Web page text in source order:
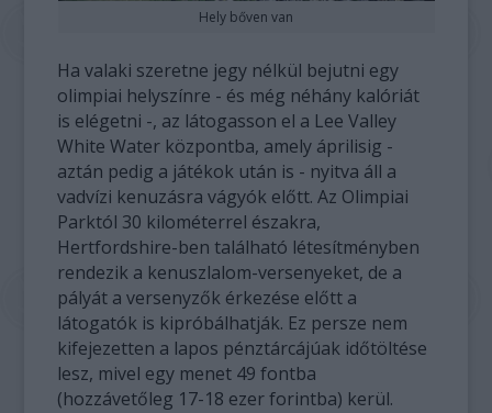
Hely bőven van
Ha valaki szeretne jegy nélkül bejutni egy
olimpiai helyszínre - és még néhány kalóriát
is elégetni -, az látogasson el a Lee Valley
White Water központba, amely áprilisig -
aztán pedig a játékok után is - nyitva áll a
vadvízi kenuzásra vágyók előtt. Az Olimpiai
Parktól 30 kilométerrel északra,
Hertfordshire-ben található létesítményben
rendezik a kenuszlalom-versenyeket, de a
pályát a versenyzők érkezése előtt a
látogatók is kipróbálhatják. Ez persze nem
kifejezetten a lapos pénztárcájúak időtöltése
lesz, mivel egy menet 49 fontba
(hozzávetőleg 17-18 ezer forintba) kerül.